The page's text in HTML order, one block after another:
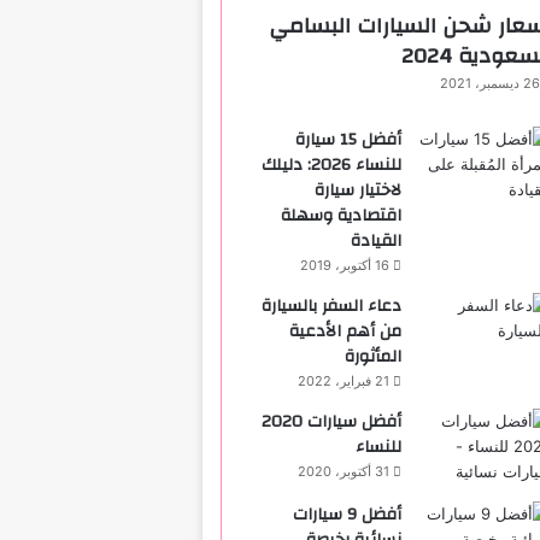
شحن السيارات البسامي
2024
26 ديسمبر، 2021
أفضل 15 سيارة
للنساء 2026: دليلك
لاختيار سيارة
اقتصادية وسهلة
القيادة
16 أكتوبر، 2019
دعاء السفر بالسيارة
من أهم الأدعية
المأثورة
21 فبراير، 2022
أفضل سيارات 2020
للنساء
31 أكتوبر، 2020
‏أفضل 9 سيارات